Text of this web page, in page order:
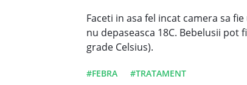
Faceti in asa fel incat camera sa
nu depaseasca 18C. Bebelusii
grade Celsius).
#FEBRA #TRATAMENT